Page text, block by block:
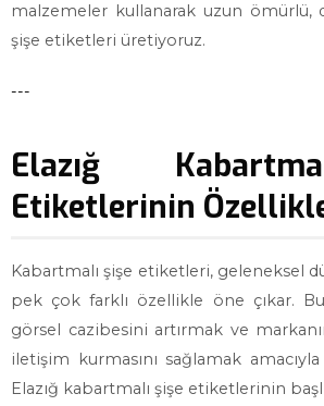
malzemeler kullanarak uzun ömürlü,
şişe etiketleri üretiyoruz.
---
Elazığ
Etiketlerinin
Kabartmalı şişe etiketleri, geleneksel
pek çok farklı özellikle öne çıkar.
görsel cazibesini artırmak ve
iletişim kurmasını sağlamak amacıyla
Elazığ kabartmalı şişe etiketlerinin